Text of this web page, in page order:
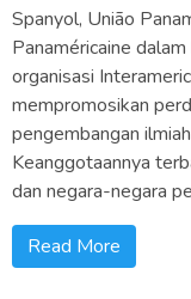
Spanyol, União
Panaméricaine
organisasi
mempromosikan
pengembangan
Keanggotaannya
dan negara-negara
Read More